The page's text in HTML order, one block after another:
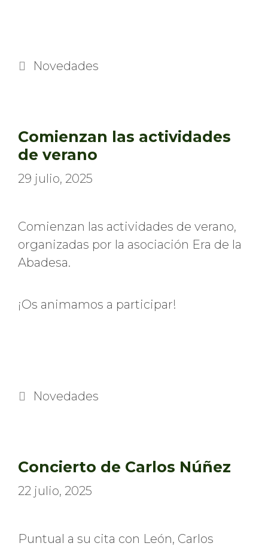
Categorías
Novedades
Comienzan las actividades
de verano
29 julio, 2025
Comienzan las actividades de verano,
organizadas por la asociación Era de la
Abadesa.
¡Os animamos a participar!
Categorías
Novedades
Concierto de Carlos Núñez
22 julio, 2025
Puntual a su cita con León, Carlos